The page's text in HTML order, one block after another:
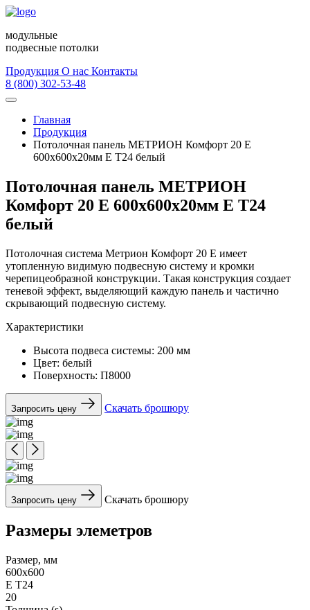
модульные
подвесные потолки
Продукция О нас Контакты
8 (800) 302-53-48
Главная
Продукция
Потолочная панель МЕТРИОН Комфорт 20 Е
600х600х20мм Е Т24 белый
Потолочная панель МЕТРИОН
Комфорт 20 Е 600х600х20мм Е Т24
белый
Потолочная система Метрион Комфорт 20 Е имеет
утопленную видимую подвесную систему и кромки
черепицеобразной конструкции. Такая конструкция создает
теневой эффект, выделяющий каждую панель и частично
скрывающий подвесную систему.
Характеристики
Высота подвеса системы: 200 мм
Цвет: белый
Поверхность: П8000
Запросить цену Скачать брошюру
Запросить цену Скачать брошюру
Размеры элеметров
Размер, мм
600x600
Е Т24
20